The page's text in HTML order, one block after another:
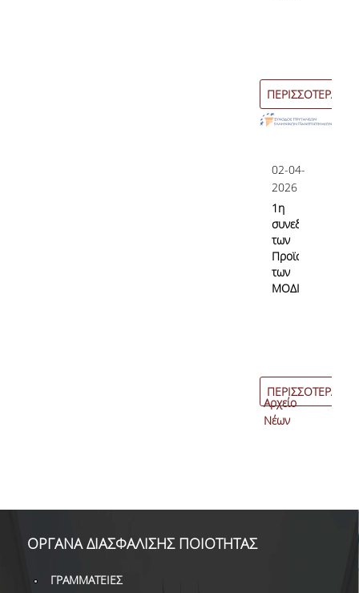
ΠΕΡΙΣΣΟΤΕΡΑ
02-04-
2026
1η
συνεδρίαση
των
Προϊσταμένων
των
ΜΟΔΙΠ
ΠΕΡΙΣΣΟΤΕΡΑ
Αρχείο
Νέων
ΟΡΓΑΝΑ ΔΙΑΣΦΑΛΙΣΗΣ ΠΟΙΟΤΗΤΑΣ
ΓΡΑΜΜΑΤΕΙΕΣ